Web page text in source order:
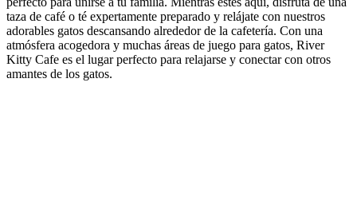
taza de café o té expertamente preparado y relájate con nuestros
adorables gatos descansando alrededor de la cafetería. Con una
atmósfera acogedora y muchas áreas de juego para gatos, River
Kitty Cafe es el lugar perfecto para relajarse y conectar con otros
amantes de los gatos.